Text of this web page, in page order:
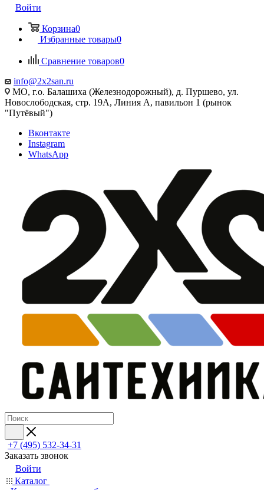
Войти
Корзина0
Избранные товары0
Сравнение товаров0
info@2x2san.ru
МО, г.о. Балашиха (Железнодорожный), д. Пуршево, ул.
Новослободская, стр. 19А, Линия А, павильон 1 (рынок
"Путёвый")
Вконтакте
Instagram
WhatsApp
+7 (495) 532‑34‑31
Заказать звонок
Войти
Каталог